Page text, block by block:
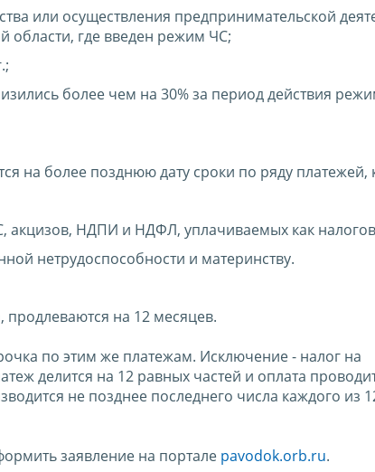
или осуществления предпринимательской
области, где введен режим ЧС;
более чем на 30% за период действия
на более позднюю дату сроки по ряду платежей,
НДПИ и НДФЛ, уплачиваемых как
нетрудоспособности и материнству.
на 12 месяцев.
по этим же платежам. Исключение - налог на
делится на 12 равных частей и оплата
не позднее последнего числа каждого из
заявление на портале pavodok.orb.ru.